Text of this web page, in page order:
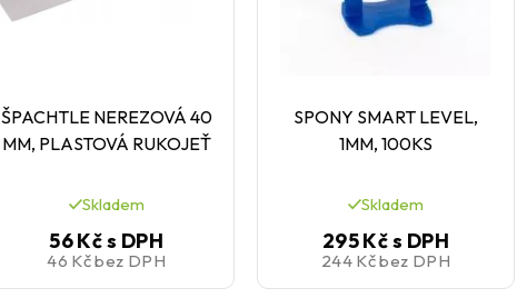
ŠPACHTLE NEREZOVÁ 40
MM, PLASTOVÁ RUKOJEŤ
Skladem
56 Kčs DPH
46 Kčbez DPH
SPONY SMART LEVEL,
1MM, 100KS
Skladem
295 Kčs DPH
244 Kčbez DPH